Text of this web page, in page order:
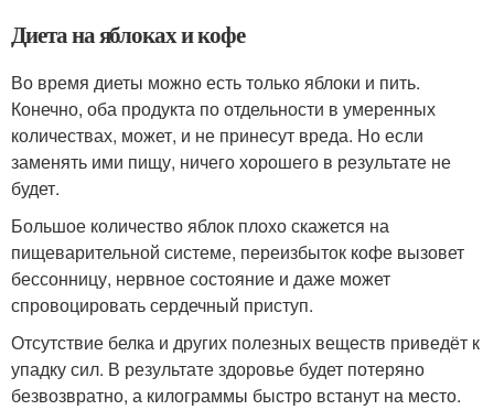
Диета на яблоках и кофе
Во время диеты можно есть только яблоки и пить.
Конечно, оба продукта по отдельности в умеренных
количествах, может, и не принесут вреда. Но если
заменять ими пищу, ничего хорошего в результате не
будет.
Большое количество яблок плохо скажется на
пищеварительной системе, переизбыток кофе вызовет
бессонницу, нервное состояние и даже может
спровоцировать сердечный приступ.
Отсутствие белка и других полезных веществ приведёт к
упадку сил. В результате здоровье будет потеряно
безвозвратно, а килограммы быстро встанут на место.